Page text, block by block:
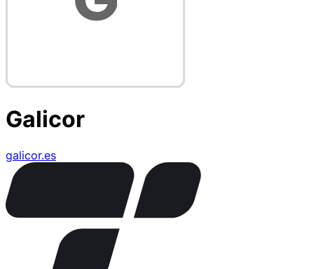
Galicor
galicor.es